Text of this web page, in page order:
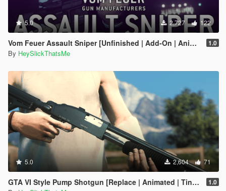
5.0 2,727 122
Vom Feuer Assault Sniper [Unfinished | Add-On | Animated | Tints | Icon | Sound | Lore-Friendly] 1.0
By HeySlickThatsMe
5.0 2,604 71
GTA VI Style Pump Shotgun [Replace | Animated | Tints | Lore-Friendly] 1.0